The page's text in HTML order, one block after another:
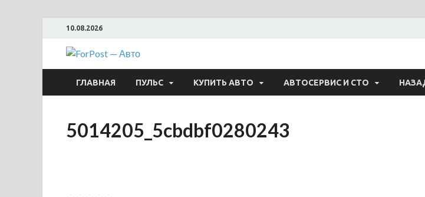
10.08.2026
ForPost — Авто
ГЛАВНАЯ ПУЛЬС КУПИТЬ АВТО АВТОСЕРВИС И СТО
5014205_5cbdbf0280243